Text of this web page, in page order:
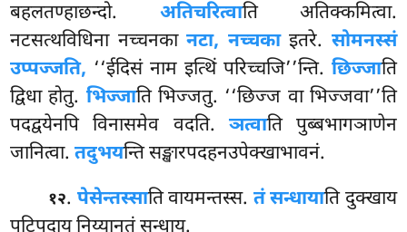
बहलतण्हाछन्दो. अतिचरित्वाति अतिक्कमित्वा.
नटसत्थविधिना नच्चनकानटा, नच्चकाइतरे. सोमनस्सं
उप्पज्जति, ‘‘ईदिसं नाम इत्थिं परिच्चजि’’न्ति. छिज्जाति
द्विधा होतु. भिज्जाति भिज्जतु. ‘‘छिज्ज वा भिज्जवा’’ति
पदद्वयेनपि विनासमेव वदति. ञत्वाति पुब्बभागञाणेन
जानित्वा.तदुभयन्ति सङ्खारपदहनउपेक्खाभावनं.
१२. पेसेन्तस्साति वायमन्तस्स. तं सन्धायाति दुक्खाय